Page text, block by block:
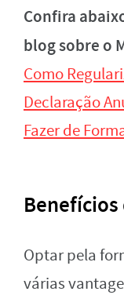
Confira
blog sobre o
Como
Declaração
Fazer de
Benefícios
Optar pela
várias